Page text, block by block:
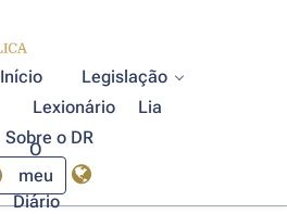
Início
Legislação
Lexionário
Lia
Sobre o DR
O
meu
Diário